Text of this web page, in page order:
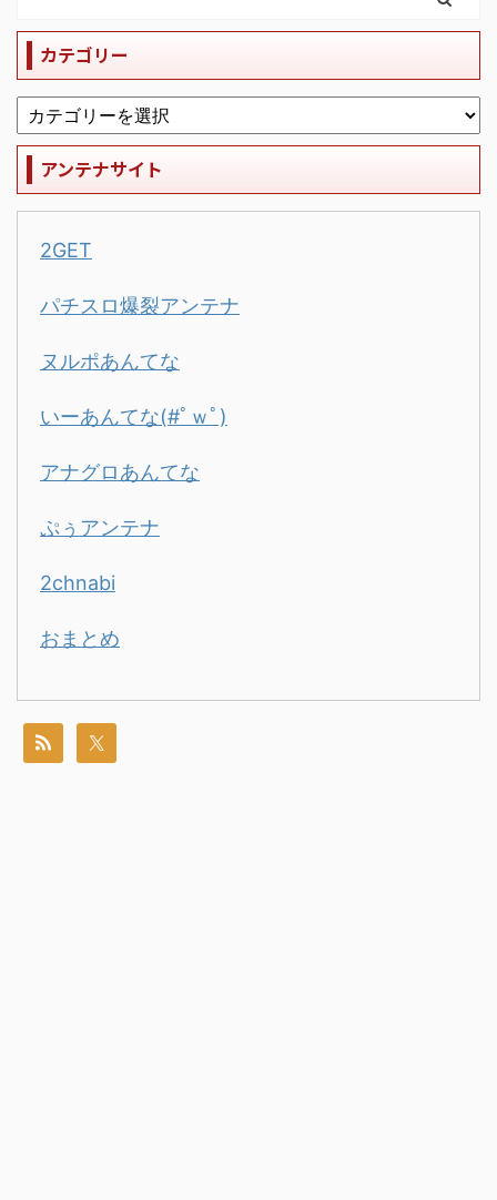
カテゴリー
アンテナサイト
2GET
パチスロ爆裂アンテナ
ヌルポあんてな
いーあんてな(#ﾟｗﾟ)
アナグロあんてな
ぷぅアンテナ
2chnabi
おまとめ